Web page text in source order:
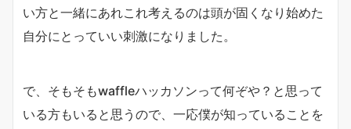
い方と一緒にあれこれ考えるのは頭が固くなり始めた
自分にとっていい刺激になりました。
で、そもそもwaffleハッカソンって何ぞや？と思って
いる方もいると思うので、一応僕が知っていることを